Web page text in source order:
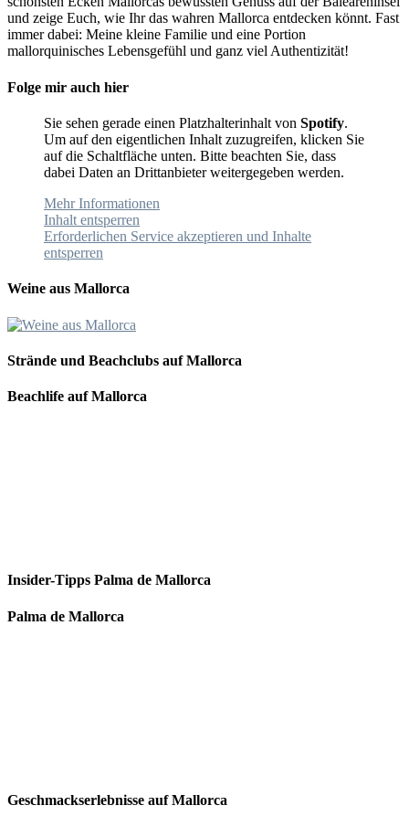
und zeige Euch, wie Ihr das wahren Mallorca entdecken könnt. Fast
immer dabei: Meine kleine Familie und eine Portion
mallorquinisches Lebensgefühl und ganz viel Authentizität!
Folge mir auch hier
Sie sehen gerade einen Platzhalterinhalt von Spotify.
Um auf den eigentlichen Inhalt zuzugreifen, klicken Sie
auf die Schaltfläche unten. Bitte beachten Sie, dass
dabei Daten an Drittanbieter weitergegeben werden.
Mehr Informationen
Inhalt entsperren
Erforderlichen Service akzeptieren und Inhalte
entsperren
Weine aus Mallorca
Strände und Beachclubs auf Mallorca
Beachlife auf Mallorca
Insider-Tipps Palma de Mallorca
Palma de Mallorca
Geschmackserlebnisse auf Mallorca